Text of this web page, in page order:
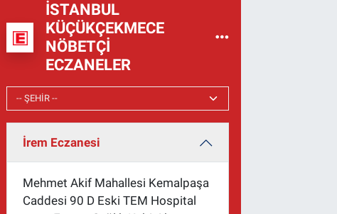
İSTANBUL
KÜÇÜKÇEKMECE
NÖBETÇI
ECZANELER
İrem Eczanesi
Mehmet Akif Mahallesi Kemalpaşa
Caddesi 90 D Eski TEM Hospital